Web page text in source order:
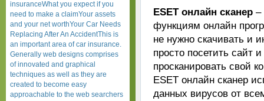
ESET онлайн сканер –
функциям онлайн
не нужно скачивать и
просто посетить сайт
просканировать свой
ESET онлайн сканер
данных вирусов от
insuranceWhat you expect if you
need to make a claimYour assets
and your net worthYour Car Needs
Replacing After An AccidentThis is
an important area of car insurance.
Generally web designs comprises
of innovated and graphical
techniques as well as they are
created to become easy
approachable to the web searchers